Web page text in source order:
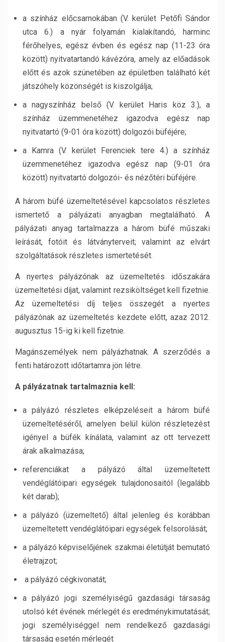
a színház előcsarnokában (V. kerület Petőfi Sándor
utca 6.) a nyár folyamán kialakítandó, harminc
férőhelyes, egész évben és egész nap (11-23 óra
között) nyitvatartandó kávézóra, amely az előadások
előtt és azok szünetében az épületben található két
játszóhely közönségét is kiszolgálja;
a nagyszínház belső (V. kerület Haris köz 3.), a
színház üzemmenetéhez igazodva egész nap
nyitvatartó (9-01 óra között) dolgozói büféjére;
a Kamra (V. kerület Ferenciek tere 4.) a színház
üzemmenetéhez igazodva egész nap (9-01 óra
között) nyitvatartó dolgozói- és nézőtéri büféjére.
A három büfé üzemeltetésével kapcsolatos részletes
ismertető a pályázati anyagban megtalálható. A
pályázati anyag tartalmazza a három büfé műszaki
leírását, fotóit és látványterveit; valamint az elvárt
szolgáltatások részletes ismertetését.
A nyertes pályázónak az üzemeltetés időszakára
üzemeltetési díjat, valamint rezsiköltséget kell fizetnie.
Az üzemeltetési díj teljes összegét a nyertes
pályázónak az üzemeltetés kezdete előtt, azaz 2012.
augusztus 15-ig ki kell fizetnie.
Magánszemélyek nem pályázhatnak. A szerződés a
fenti határozott időtartamra jön létre.
A pályázatnak tartalmaznia kell:
a pályázó részletes elképzeléseit a három büfé
üzemeltetéséről, amelyen belül külön részletezést
igényel a büfék kínálata, valamint az ott tervezett
árak alkalmazása;
referenciákat a pályázó által üzemeltetett
vendéglátóipari egységek tulajdonosaitól (legalább
két darab);
a pályázó (üzemeltető) által jelenleg és korábban
üzemeltetett vendéglátóipari egységek felsorolását;
a pályázó képviselőjének szakmai életútját bemutató
életrajzot;
a pályázó cégkivonatát;
a pályázó jogi személyiségű gazdasági társaság
utolsó két évének mérlegét és eredménykimutatását;
jogi személyiséggel nem rendelkező gazdasági
társaság esetén mérlegét